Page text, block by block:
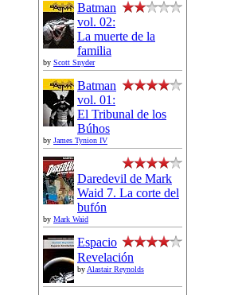
Batman
vol. 02:
La muerte de la
familia
by Scott Snyder
Batman
vol. 01:
El Tribunal de los
Búhos
by James Tynion IV
Daredevil de Mark
Waid 7. La corte del
bufón
by Mark Waid
Espacio
Revelación
byAlastair Reynolds